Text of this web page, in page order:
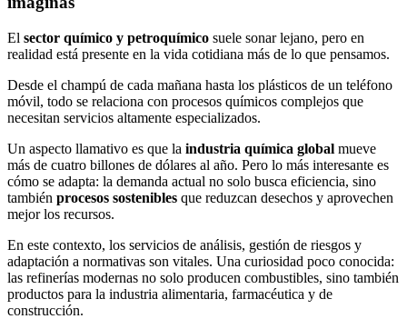
El sector químico y petroquímico suele sonar lejano, pero en
realidad está presente en la vida cotidiana más de lo que pensamos.
Desde el champú de cada mañana hasta los plásticos de un teléfono
móvil, todo se relaciona con procesos químicos complejos que
necesitan servicios altamente especializados.
Un aspecto llamativo es que la industria química global mueve
más de cuatro billones de dólares al año. Pero lo más interesante es
cómo se adapta: la demanda actual no solo busca eficiencia, sino
también procesos sostenibles que reduzcan desechos y aprovechen
mejor los recursos.
En este contexto, los servicios de análisis, gestión de riesgos y
adaptación a normativas son vitales. Una curiosidad poco conocida:
las refinerías modernas no solo producen combustibles, sino también
productos para la industria alimentaria, farmacéutica y de
construcción.